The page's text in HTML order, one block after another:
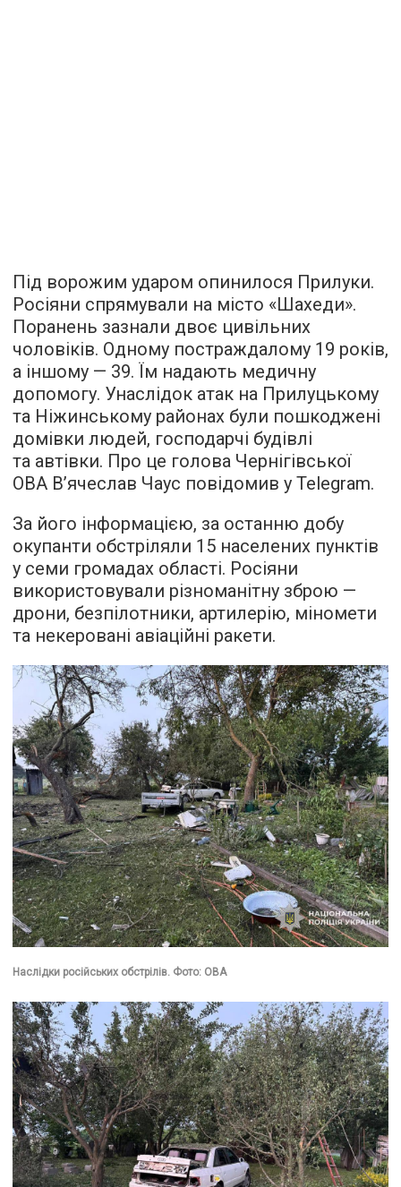
Під ворожим ударом опинилося Прилуки.
Росіяни спрямували на місто «Шахеди».
Поранень зазнали двоє цивільних
чоловіків. Одному постраждалому 19 років,
а іншому — 39. Їм надають медичну
допомогу. Унаслідок атак на Прилуцькому
та Ніжинському районах були пошкоджені
домівки людей, господарчі будівлі
та автівки. Про це голова Чернігівської
ОВА В’ячеслав Чаус повідомив у Telegram.
За його інформацією, за останню добу
окупанти обстріляли 15 населених пунктів
у семи громадах області. Росіяни
використовували різноманітну зброю —
дрони, безпілотники, артилерію, міномети
та некеровані авіаційні ракети.
Наслідки російських обстрілів. Фото: ОВА